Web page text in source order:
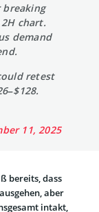
chart.
demand
retest
11, 2025
bereits, dass
aber
intakt,